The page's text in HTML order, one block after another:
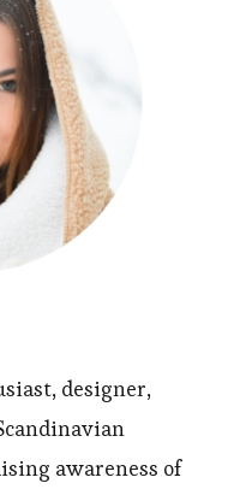
designer,
awareness of